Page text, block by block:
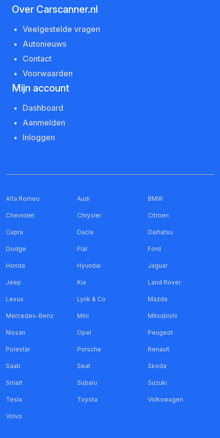
Over Carscanner.nl
Veelgestelde vragen
Autonieuws
Contact
Voorwaarden
Mijn account
Dashboard
Aanmelden
Inloggen
Alfa Romeo Audi BMW
Chevrolet Chrysler Citroen
Cupra Dacia Daihatsu
Dodge Fiat Ford
Honda Hyundai Jaguar
Jeep Kia Land Rover
Lexus Lynk & Co Mazda
Mercedes-Benz Mini Mitsubishi
Nissan Opel Peugeot
Polestar Porsche Renault
Saab Seat Skoda
Smart Subaru Suzuki
Tesla Toyota Volkswagen
Volvo